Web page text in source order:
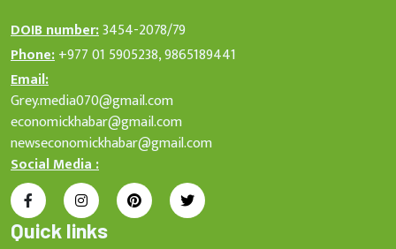
DOIB number:3454-2078/79
Phone:+977 01 5905238, 9865189441
Email:
Grey.media070@gmail.com
economickhabar@gmail.com
newseconomickhabar@gmail.com
Social Media :
Quick links